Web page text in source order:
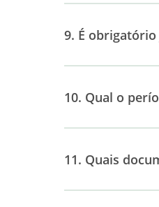
9. É
10. Qual o
11. Quais